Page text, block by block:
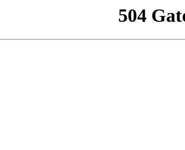
504